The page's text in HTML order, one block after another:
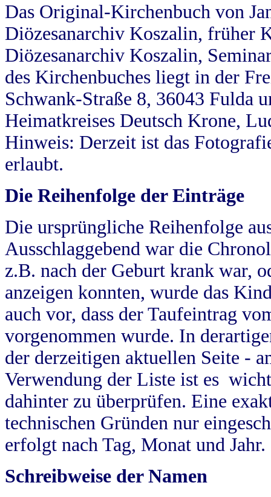
Das Original-Kirchenbuch von
Diözesanarchiv Koszalin, früher
Diözesanarchiv Koszalin,
des Kirchenbuches liegt in der
Schwank-Straße 8, 36043 Fulda
Heimatkreises Deutsch Krone,
Hinweis: Derzeit ist das
erlaubt.
Die Reihenfolge der Einträge
Die ursprüngliche Reihenfolge
Ausschlaggebend war die
z.B. nach der Geburt krank war,
anzeigen konnten, wurde das
auch vor, dass der Taufeintrag
vorgenommen wurde. In
der derzeitigen aktuellen Seite -
Verwendung der Liste ist es
dahinter zu überprüfen. Eine
technischen Gründen nur
erfolgt nach Tag, Monat und Jahr.
Schreibweise der Namen